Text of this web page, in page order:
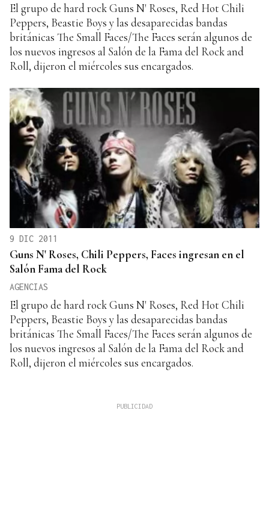
El grupo de hard rock Guns N' Roses, Red Hot Chili
Peppers, Beastie Boys y las desaparecidas bandas
británicas The Small Faces/The Faces serán algunos de
los nuevos ingresos al Salón de la Fama del Rock and
Roll, dijeron el miércoles sus encargados.
9 DIC 2011
Guns N' Roses, Chili Peppers, Faces ingresan en el
Salón Fama del Rock
AGENCIAS
El grupo de hard rock Guns N' Roses, Red Hot Chili
Peppers, Beastie Boys y las desaparecidas bandas
británicas The Small Faces/The Faces serán algunos de
los nuevos ingresos al Salón de la Fama del Rock and
Roll, dijeron el miércoles sus encargados.